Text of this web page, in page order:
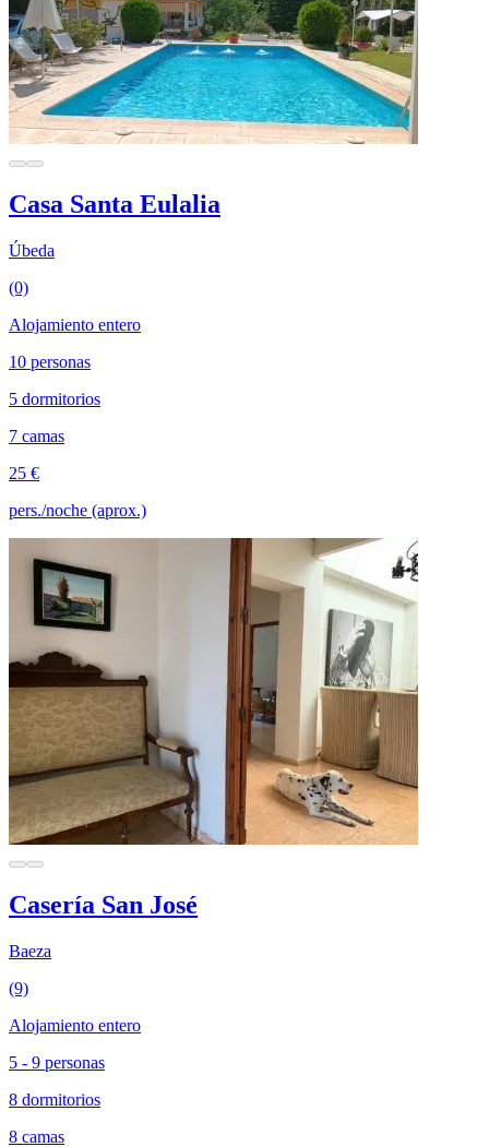
Casa Santa Eulalia
Úbeda
(0)
Alojamiento entero
10 personas
5 dormitorios
7 camas
25 €
pers./noche (aprox.)
Casería San José
Baeza
(9)
Alojamiento entero
5 - 9 personas
8 dormitorios
8 camas